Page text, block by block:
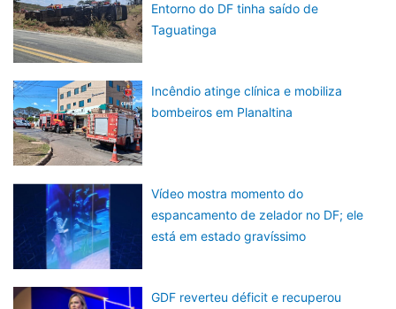
Entorno do DF tinha saído de
Taguatinga
Incêndio atinge clínica e mobiliza
bombeiros em Planaltina
Vídeo mostra momento do
espancamento de zelador no DF; ele
está em estado gravíssimo
GDF reverteu déficit e recuperou